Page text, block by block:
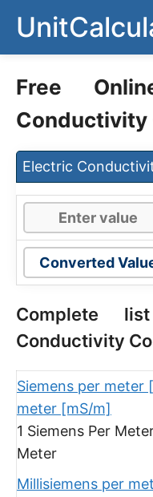
content
Free
Conductivity
Electric
Converted
Complete
Conductivity
Siemens per meter
meter [mS/m]
1 Siemens Per
Meter
Millisiemens per